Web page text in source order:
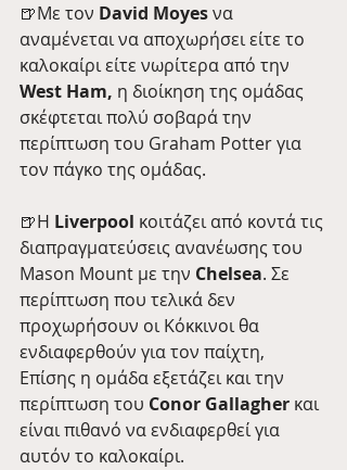
🍺Με τον David Moyes να
αναμένεται να αποχωρήσει είτε το
καλοκαίρι είτε νωρίτερα από την
West Ham, η διοίκηση της ομάδας
σκέφτεται πολύ σοβαρά την
περίπτωση του Graham Potter για
τον πάγκο της ομάδας.
🍺Η Liverpool κοιτάζει από κοντά τις
διαπραγματεύσεις ανανέωσης του
Mason Mount με την Chelsea. Σε
περίπτωση που τελικά δεν
προχωρήσουν οι Κόκκινοι θα
ενδιαφερθούν για τον παίχτη,
Επίσης η ομάδα εξετάζει και την
περίπτωση του Conor Gallagher και
είναι πιθανό να ενδιαφερθεί για
αυτόν το καλοκαίρι.